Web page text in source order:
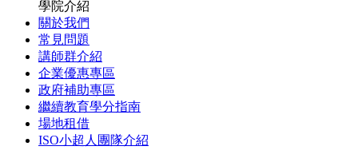
學院介紹
關於我們
常見問題
講師群介紹
企業優惠專區
政府補助專區
繼續教育學分指南
場地租借
ISO小超人團隊介紹